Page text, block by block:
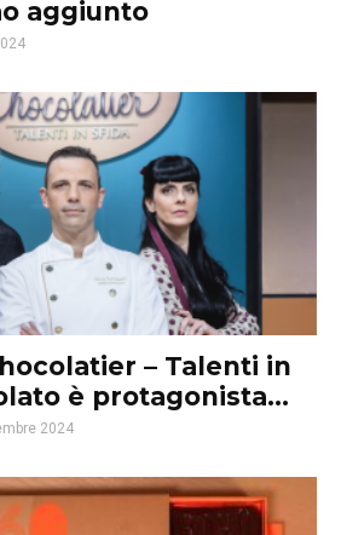
aggiunto
– Talenti in
è protagonista...
2024